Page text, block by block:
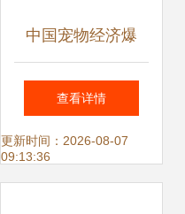
中国宠物经济爆
发，宠物咬胶ODM
龙头进军国内市场
查看详情
更新时间：2026-08-07
09:13:36